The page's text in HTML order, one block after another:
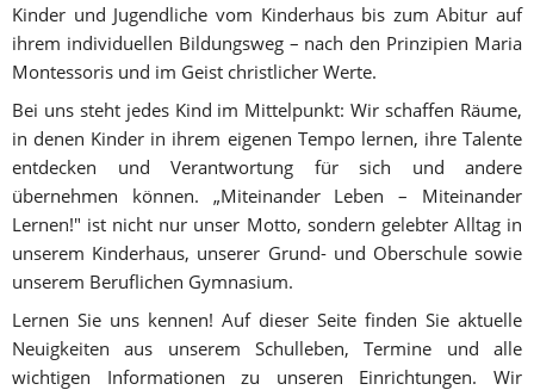
Kinder und Jugendliche vom Kinderhaus bis zum Abitur auf
ihrem individuellen Bildungsweg – nach den Prinzipien Maria
Montessoris und im Geist christlicher Werte.
Bei uns steht jedes Kind im Mittelpunkt: Wir schaffen Räume,
in denen Kinder in ihrem eigenen Tempo lernen, ihre Talente
entdecken und Verantwortung für sich und andere
übernehmen können. „Miteinander Leben – Miteinander
Lernen!" ist nicht nur unser Motto, sondern gelebter Alltag in
unserem Kinderhaus, unserer Grund- und Oberschule sowie
unserem Beruflichen Gymnasium.
Lernen Sie uns kennen! Auf dieser Seite finden Sie aktuelle
Neuigkeiten aus unserem Schulleben, Termine und alle
wichtigen Informationen zu unseren Einrichtungen. Wir